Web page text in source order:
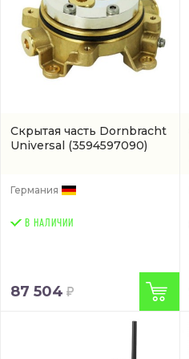
Скрытая часть Dornbracht
Universal (3594597090)
Германия
В НАЛИЧИИ
87 504